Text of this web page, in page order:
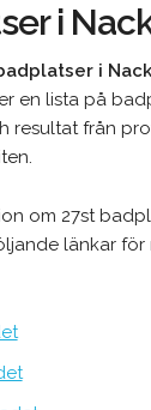
i
i
en lista på
resultat från
om 27st
länkar för